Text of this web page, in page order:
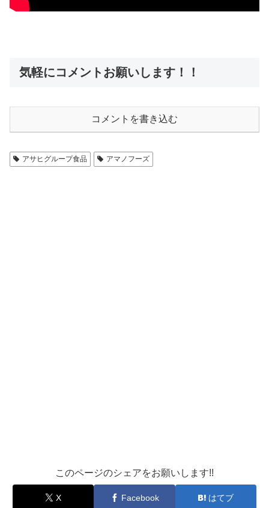
気軽にコメントお願いします！！
コメントを書き込む
アサヒグループ食品 アマノフーズ
このページのシェアをお願いします!!
X Facebook はてブ